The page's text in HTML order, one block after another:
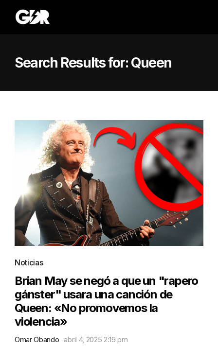
Search Results for:Queen
Noticias
Brian May se negó a que un "rapero
gánster" usara una canción de
Queen: «No promovemos la
violencia»
Omar Obando abril 4, 2025 2:19 pm